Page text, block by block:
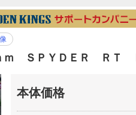
ｍ ＳＰＹＤＥＲ ＲＴ
本体価格